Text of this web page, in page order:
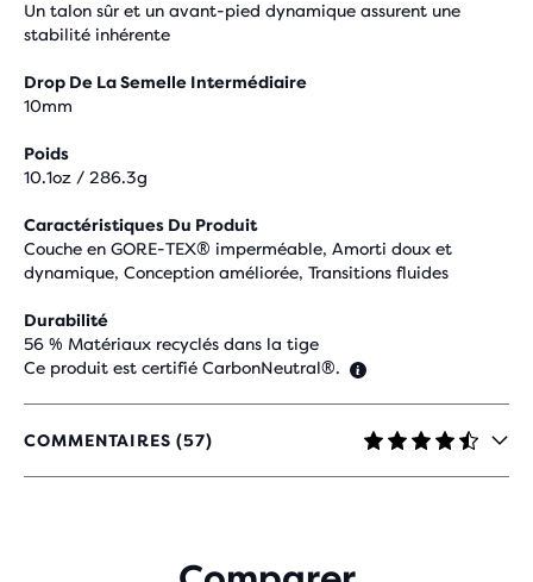
Un talon sûr et un avant-pied dynamique assurent une
stabilité inhérente
Drop De La Semelle Intermédiaire
10mm
Poids
10.1oz / 286.3g
Caractéristiques Du Produit
Couche en GORE-TEX® imperméable, Amorti doux et
dynamique, Conception améliorée, Transitions fluides
Durabilité
56 % Matériaux recyclés dans la tige
Ce produit est certifié CarbonNeutral®.
COMMENTAIRES (57)
4,3
SUR